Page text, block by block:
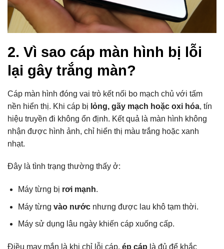
2. Vì sao cáp màn hình bị lỗi
lại gây trắng màn?
Cáp màn hình đóng vai trò kết nối bo mạch chủ với tấm
nền hiển thị. Khi cáp bị lỏng, gãy mạch hoặc oxi hóa, tín
hiệu truyền đi không ổn định. Kết quả là màn hình không
nhận được hình ảnh, chỉ hiển thị màu trắng hoặc xanh
nhạt.
Đây là tình trạng thường thấy ở:
Máy từng bị rơi mạnh.
Máy từng vào nướcnhưng được lau khô tạm thời.
Máy sử dụng lâu ngày khiến cáp xuống cấp.
Điều may mắn là khi chỉ lỗi cáp, ép cáp là đủ để khắc